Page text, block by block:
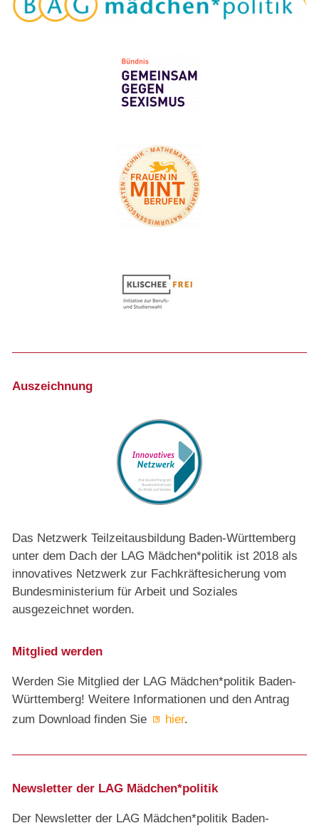
Auszeichnung
Das Netzwerk Teilzeitausbildung Baden-Württemberg
unter dem Dach der LAG Mädchen*politik ist 2018 als
innovatives Netzwerk zur Fachkräftesicherung vom
Bundesministerium für Arbeit und Soziales
ausgezeichnet worden.
Mitglied werden
Werden Sie Mitglied der LAG Mädchen*politik Baden-
Württemberg! Weitere Informationen und den Antrag
zum Download finden Sie
hier.
Newsletter der LAG Mädchen*politik
Der Newsletter der LAG Mädchen*politik Baden-